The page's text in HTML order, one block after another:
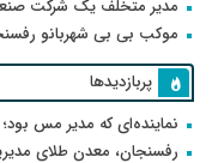
مدیر متخلف یک شرکت
موکب بی بی شهربانو
پربازدیدها
نماینده‌ای که مدیر مس
رفسنجان، معدن طلای